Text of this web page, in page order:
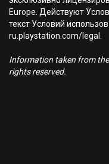
Europe. Действуют
текст Условий
ru.playstation.com/legal.
Information taken from
rights reserved.